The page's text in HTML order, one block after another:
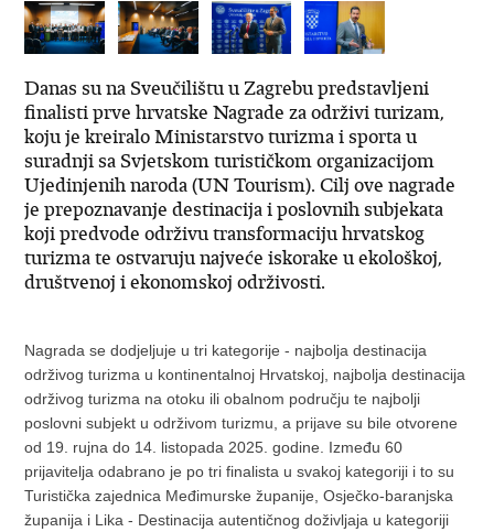
Danas su na Sveučilištu u Zagrebu predstavljeni
finalisti prve hrvatske Nagrade za održivi turizam,
koju je kreiralo Ministarstvo turizma i sporta u
suradnji sa Svjetskom turističkom organizacijom
Ujedinjenih naroda (UN Tourism). Cilj ove nagrade
je prepoznavanje destinacija i poslovnih subjekata
koji predvode održivu transformaciju hrvatskog
turizma te ostvaruju najveće iskorake u ekološkoj,
društvenoj i ekonomskoj održivosti.
Nagrada se dodjeljuje u tri kategorije - najbolja destinacija
održivog turizma u kontinentalnoj Hrvatskoj, najbolja destinacija
održivog turizma na otoku ili obalnom području te najbolji
poslovni subjekt u održivom turizmu, a prijave su bile otvorene
od 19. rujna do 14. listopada 2025. godine. Između 60
prijavitelja odabrano je po tri finalista u svakoj kategoriji i to su
Turistička zajednica Međimurske županije, Osječko-baranjska
županija i Lika - Destinacija autentičnog doživljaja u kategoriji